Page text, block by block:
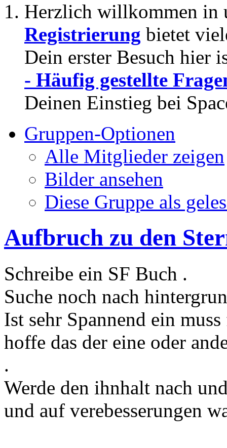
Herzlich willkommen in
Registrierung bietet
Dein erster Besuch hier
- Häufig gestellte
Deinen Einstieg bei
Gruppen-Optionen
Alle Mitglieder zeigen
Bilder ansehen
Diese Gruppe als
Aufbruch zu den
Schreibe ein SF Buch .
Suche noch nach
Ist sehr Spannend ein
hoffe das der eine oder
.
Werde den ihnhalt nach
und auf verebesserungen